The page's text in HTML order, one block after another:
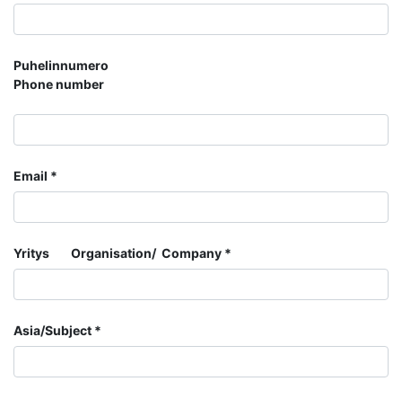
Puhelinnumero
Phone number
Email
Yritys Organisation/ Company
Asia/Subject